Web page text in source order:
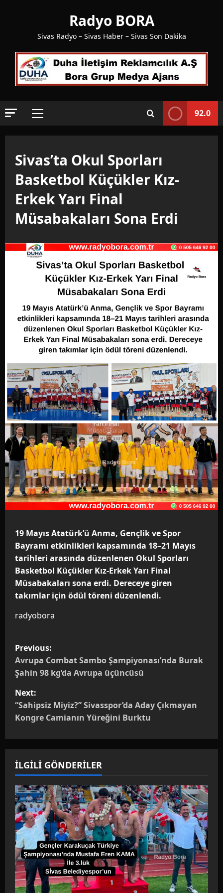
Radyo BORA
Sivas Radyo – Sivas Haber – Sivas Son Dakika
Primary
92.0
Sivas’ta Okul Sporları
Basketbol Küçükler Kız-
Erkek Yarı Final
Müsabakaları Sona Erdi
19 Mayıs Atatürk’ü Anma, Gençlik ve Spor
Bayramı etkinlikleri kapsamında 18–21 Mayıs
tarihleri arasında düzenlenen Okul Sporları
Basketbol Küçükler Kız-Erkek Yarı Final
Müsabakaları sona erdi. Dereceye giren
takımlar için ödül töreni düzenlendi.
radyobora
P
o
s
t
a
v
i
g
a
t
i
Previous:
Avrupa Combat Sambo Şampiyonası’nda Burak
Şahin 98 kg’da Avrupa üçüncüsü
Next:
“Sahipsiz Miyiz?” Sivasspor’da Aday Çıkmayan
Kongre Camianın Yüreğini Burktu
İLGİLİ GÖNDERİLER